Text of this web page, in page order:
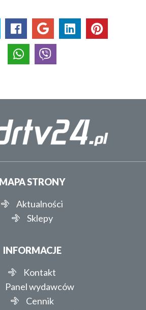
MAPA STRONY
Aktualności
Sklepy
INFORMACJE
Kontakt
Panel wydawców
Cennik